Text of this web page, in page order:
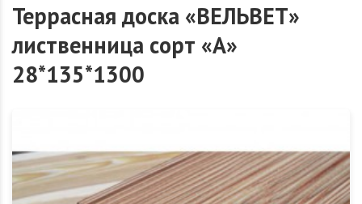
Террасная доска «ВЕЛЬВЕТ»
лиственница сорт «А»
28*135*1300